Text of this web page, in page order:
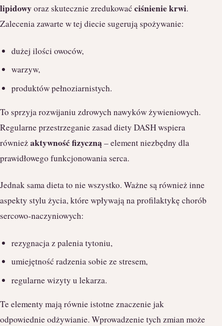
lipidowyoraz skutecznie zredukować ciśnienie krwi.
Zalecenia zawarte w tej diecie sugerują spożywanie:
dużej ilości owoców,
warzyw,
produktów pełnoziarnistych.
To sprzyja rozwijaniu zdrowych nawyków żywieniowych.
Regularne przestrzeganie zasad diety DASH wspiera
równieżaktywność fizyczną – element niezbędny dla
prawidłowego funkcjonowania serca.
Jednak sama dieta to nie wszystko. Ważne są również inne
aspekty stylu życia, które wpływają na profilaktykę chorób
sercowo-naczyniowych:
rezygnacja z palenia tytoniu,
umiejętność radzenia sobie ze stresem,
regularne wizyty u lekarza.
Te elementy mają równie istotne znaczenie jak
odpowiednie odżywianie. Wprowadzenie tych zmian może